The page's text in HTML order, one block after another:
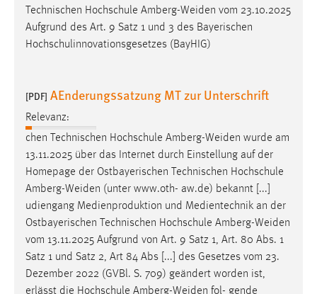
Technischen Hochschule Amberg-Weiden vom 23.10.2025
Aufgrund des Art. 9 Satz 1 und 3 des Bayerischen
Hochschulinnovationsgesetzes (BayHIG)
[PDF] AEnderungssatzung MT zur Unterschrift
Relevanz:
chen Technischen Hochschule Amberg-Weiden wurde am
13.11.2025 über das Internet durch Einstellung auf der
Homepage der Ostbayerischen Technischen Hochschule
Amberg-Weiden (unter www.oth- aw.de) bekannt [...]
udiengang Medienproduktion und Medientechnik an der
Ostbayerischen Technischen Hochschule Amberg-Weiden
vom 13.11.2025 Aufgrund von Art. 9 Satz 1, Art. 80 Abs. 1
Satz 1 und Satz 2, Art 84 Abs [...] des Gesetzes vom 23.
Dezember 2022 (GVBl. S. 709) geändert worden ist,
erlässt die Hochschule Amberg-Weiden fol- gende
Vimeo